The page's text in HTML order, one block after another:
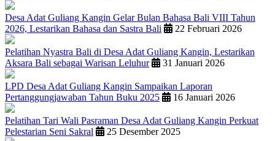
Desa Adat Guliang Kangin Gelar Bulan Bahasa Bali VIII Tahun
2026, Lestarikan Bahasa dan Sastra Bali
22 Februari 2026
Pelatihan Nyastra Bali di Desa Adat Guliang Kangin, Lestarikan
Aksara Bali sebagai Warisan Leluhur
31 Januari 2026
LPD Desa Adat Guliang Kangin Sampaikan Laporan
Pertanggungjawaban Tahun Buku 2025
16 Januari 2026
Pelatihan Tari Wali Pasraman Desa Adat Guliang Kangin Perkuat
Pelestarian Seni Sakral
25 Desember 2025